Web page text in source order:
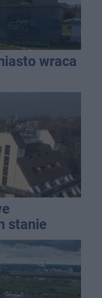
wraca
stanie